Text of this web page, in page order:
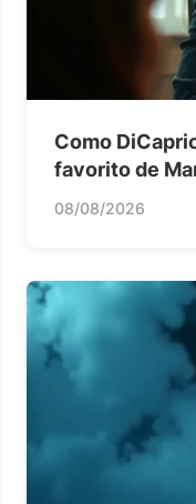
Como
favorito de
08/08/2026